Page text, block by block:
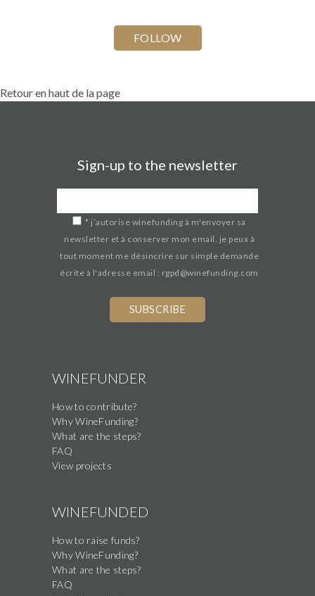
Retour en haut de la page
Sign-up to the newsletter
* j’autorise winefunding à m'envoyer sa
newsletter et à conserver mon email. je peux à
tout moment me désincrire sur simple demande
écrite à l'adresse email : rgpd@winefunding.com
WINEFUNDER
How to contribute?
Why WineFunding?
What are the steps?
FAQ
View projects
WINEFUNDED
How to raise funds?
Why WineFunding?
What are the steps?
FAQ